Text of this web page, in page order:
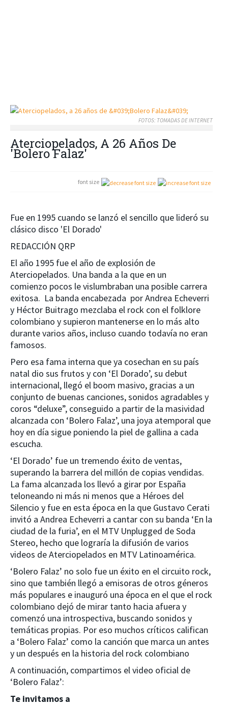
FOTOS: TOMADAS DE INTERNET
Aterciopelados, A 26 Años De
'Bolero Falaz'
font size
Fue en 1995 cuando se lanzó el sencillo que lideró su
clásico disco 'El Dorado'
REDACCIÓN QRP
El año 1995 fue el año de explosión de
Aterciopelados. Una banda a la que en un
comienzo pocos le vislumbraban una posible carrera
exitosa. La banda encabezada por Andrea Echeverri
y Héctor Buitrago mezclaba el rock con el folklore
colombiano y supieron mantenerse en lo más alto
durante varios años, incluso cuando todavía no eran
famosos.
Pero esa fama interna que ya cosechan en su país
natal dio sus frutos y con ‘El Dorado’, su debut
internacional, llegó el boom masivo, gracias a un
conjunto de buenas canciones, sonidos agradables y
coros “deluxe”, conseguido a partir de la masividad
alcanzada con ‘Bolero Falaz’, una joya atemporal que
hoy en día sigue poniendo la piel de gallina a cada
escucha.
‘El Dorado’ fue un tremendo éxito de ventas,
superando la barrera del millón de copias vendidas.
La fama alcanzada los llevó a girar por España
teloneando ni más ni menos que a Héroes del
Silencio y fue en esta época en la que Gustavo Cerati
invitó a Andrea Echeverri a cantar con su banda ‘En la
ciudad de la furia’, en el MTV Unplugged de Soda
Stereo, hecho que lograría la difusión de varios
videos de Aterciopelados en MTV Latinoamérica.
‘Bolero Falaz’ no solo fue un éxito en el circuito rock,
sino que también llegó a emisoras de otros géneros
más populares e inauguró una época en el que el rock
colombiano dejó de mirar tanto hacia afuera y
comenzó una introspectiva, buscando sonidos y
temáticas propias. Por eso muchos críticos califican
a ‘Bolero Falaz’ como la canción que marca un antes
y un después en la historia del rock colombiano
A continuación, compartimos el video oficial de
‘Bolero Falaz’:
Te invitamos a